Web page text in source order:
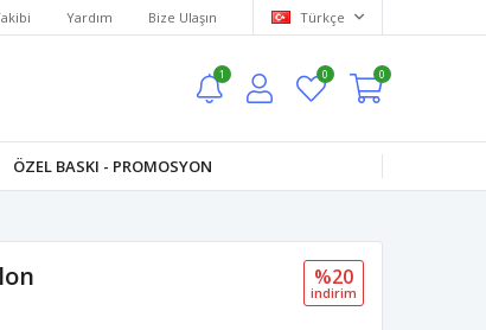
Yardım Bize Ulaşın Türkçe
1 0 0
ÖZEL BASKI - PROMOSYON
%20
i̇ndi̇ri̇m